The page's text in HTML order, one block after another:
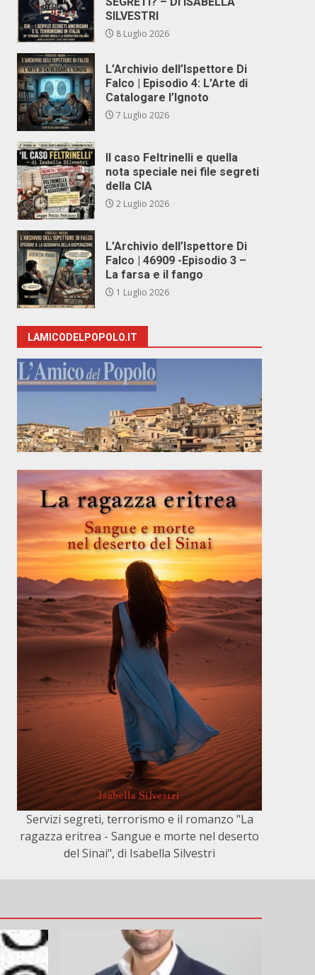
SILVESTRI
8 Luglio 2026
L’Archivio dell’Ispettore Di
Falco | Episodio 4: L’Arte di
Catalogare l’Ignoto
7 Luglio 2026
Il caso Feltrinelli e quella
nota speciale nei file segreti
della CIA
2 Luglio 2026
L’Archivio dell’Ispettore Di
Falco | 46909 -Episodio 3 –
La farsa e il fango
1 Luglio 2026
LAMICODELPOPOLO.IT
Servizi segreti, terrorismo e il romanzo "La
ragazza eritrea - Sangue e morte nel deserto
del Sinai", di Isabella Silvestri